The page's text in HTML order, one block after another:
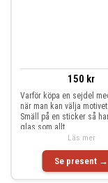
150 kr
Varför köpa en sejdel
när man kan välja
Smäll på en sticker så
glas som allt
Se present →
Läs mer